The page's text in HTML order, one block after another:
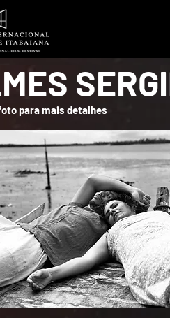
para mais detalhes